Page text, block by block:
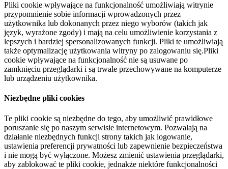
Pliki cookie wpływające na funkcjonalność umożliwiają witrynie
przypomnienie sobie informacji wprowadzonych przez
użytkownika lub dokonanych przez niego wyborów (takich jak
język, wyrażone zgody) i mają na celu umożliwienie korzystania z
lepszych i bardziej spersonalizowanych funkcji. Pliki te umożliwiają
także optymalizację użytkowania witryny po zalogowaniu się.Pliki
cookie wpływające na funkcjonalność nie są usuwane po
zamknięciu przeglądarki i są trwale przechowywane na komputerze
lub urządzeniu użytkownika.
Niezbędne pliki cookies
Te pliki cookie są niezbędne do tego, aby umożliwić prawidłowe
poruszanie się po naszym serwisie internetowym. Pozwalają na
działanie niezbędnych funkcji strony takich jak logowanie,
ustawienia preferencji prywatności lub zapewnienie bezpieczeństwa
i nie mogą być wyłączone. Możesz zmienić ustawienia przeglądarki,
aby zablokować te pliki cookie, jednakże niektóre funkcjonalności